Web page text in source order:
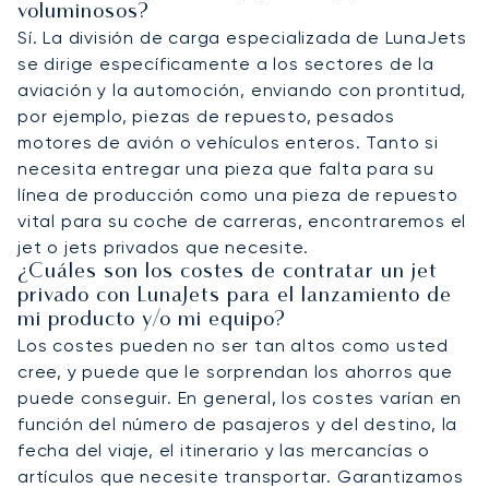
voluminosos?
Sí. La división de carga especializada de LunaJets
se dirige específicamente a los sectores de la
aviación y la automoción, enviando con prontitud,
por ejemplo, piezas de repuesto, pesados
motores de avión o vehículos enteros. Tanto si
necesita entregar una pieza que falta para su
línea de producción como una pieza de repuesto
vital para su coche de carreras, encontraremos el
jet o jets privados que necesite.
¿Cuáles son los costes de contratar un jet
privado con LunaJets para el lanzamiento de
mi producto y/o mi equipo?
Los costes pueden no ser tan altos como usted
cree, y puede que le sorprendan los ahorros que
puede conseguir. En general, los costes varían en
función del número de pasajeros y del destino, la
fecha del viaje, el itinerario y las mercancías o
artículos que necesite transportar. Garantizamos